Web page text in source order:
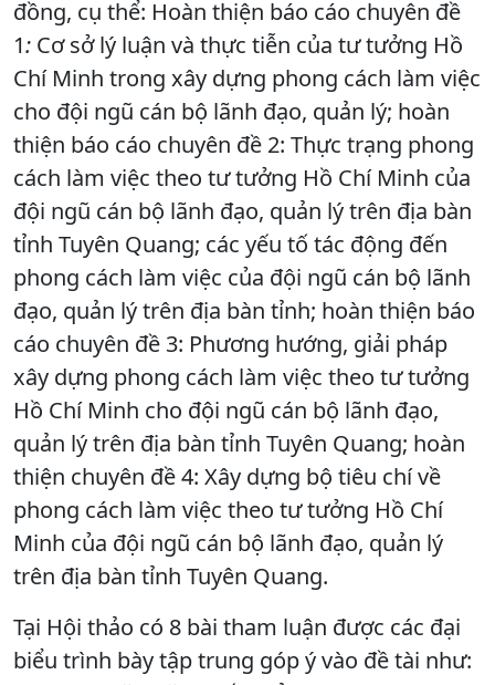
đồng, cụ thể: Hoàn thiện báo cáo chuyên đề
1: Cơ sở lý luận và thực tiễn của tư tưởng Hồ
Chí Minh trong xây dựng phong cách làm việc
cho đội ngũ cán bộ lãnh đạo, quản lý; hoàn
thiện báo cáo chuyên đề 2: Thực trạng phong
cách làm việc theo tư tưởng Hồ Chí Minh của
đội ngũ cán bộ lãnh đạo, quản lý trên địa bàn
tỉnh Tuyên Quang; các yếu tố tác động đến
phong cách làm việc của đội ngũ cán bộ lãnh
đạo, quản lý trên địa bàn tỉnh; hoàn thiện báo
cáo chuyên đề 3: Phương hướng, giải pháp
xây dựng phong cách làm việc theo tư tưởng
Hồ Chí Minh cho đội ngũ cán bộ lãnh đạo,
quản lý trên địa bàn tỉnh Tuyên Quang; hoàn
thiện chuyên đề 4: Xây dựng bộ tiêu chí về
phong cách làm việc theo tư tưởng Hồ Chí
Minh của đội ngũ cán bộ lãnh đạo, quản lý
trên địa bàn tỉnh Tuyên Quang.
Tại Hội thảo có 8 bài tham luận được các đại
biểu trình bày tập trung góp ý vào đề tài như: